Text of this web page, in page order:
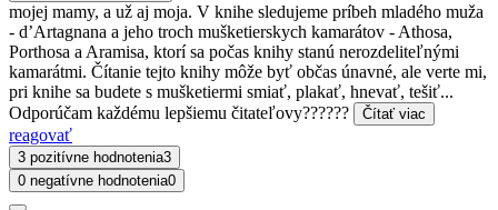
mojej mamy, a už aj moja. V knihe sledujeme príbeh mladého muža
- d’Artagnana a jeho troch mušketierskych kamarátov - Athosa,
Porthosa a Aramisa, ktorí sa počas knihy stanú nerozdeliteľnými
kamarátmi. Čítanie tejto knihy môže byť občas únavné, ale verte mi,
pri knihe sa budete s mušketiermi smiať, plakať, hnevať, tešiť...
Odporúčam každému lepšiemu čitateľovy??????
Čítať viac
reagovať
3 pozitívne hodnotenia3
0 negatívne hodnotenia0